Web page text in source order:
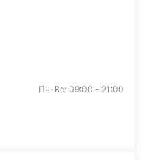
Пн-Вс: 09:00 - 21:00